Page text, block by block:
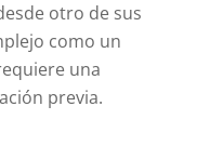
otro de sus
como un
una
previa.